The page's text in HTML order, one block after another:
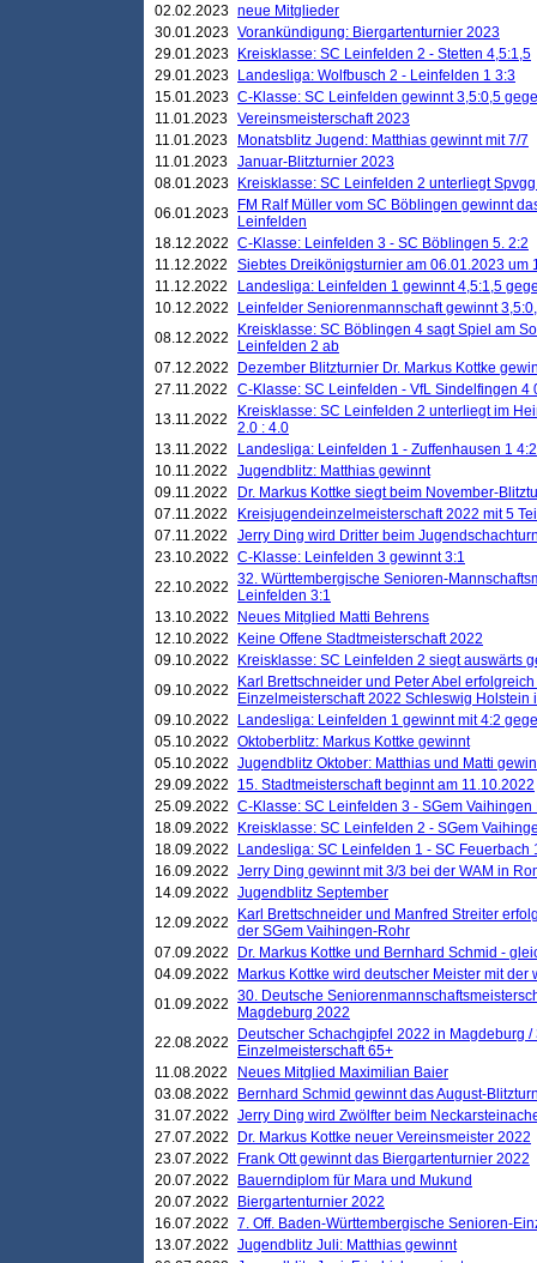
02.02.2023 neue Mitglieder
30.01.2023 Vorankündigung: Biergartenturnier 2023
29.01.2023
Kreisklasse: SC Leinfelden 2 - Stetten 4,5:1,5
29.01.2023
Landesliga: Wolfbusch 2 - Leinfelden 1 3:3
15.01.2023 C-Klasse: SC Leinfelden gewinnt 3,5:0,5
11.01.2023 Vereinsmeisterschaft 2023
11.01.2023
Monatsblitz Jugend: Matthias gewinnt mit 7/7
11.01.2023 Januar-Blitzturnier 2023
08.01.2023
Kreisklasse: SC Leinfelden 2 unterliegt
06.01.2023
FM Ralf Müller vom SC Böblingen gewinnt
Leinfelden
18.12.2022 C-Klasse: Leinfelden 3 - SC Böblingen 5. 2:2
11.12.2022
Siebtes Dreikönigsturnier am 06.01.2023 um
11.12.2022
Landesliga: Leinfelden 1 gewinnt 4,5:1,5
10.12.2022
Leinfelder Seniorenmannschaft gewinnt
08.12.2022
Kreisklasse: SC Böblingen 4 sagt Spiel am
Leinfelden 2 ab
07.12.2022
Dezember Blitzturnier Dr. Markus Kottke
27.11.2022
C-Klasse: SC Leinfelden - VfL Sindelfingen 4
13.11.2022
Kreisklasse: SC Leinfelden 2 unterliegt im
2.0 : 4.0
13.11.2022
Landesliga: Leinfelden 1 - Zuffenhausen 1 4:2
10.11.2022
Jugendblitz: Matthias gewinnt
09.11.2022
Dr. Markus Kottke siegt beim November-
07.11.2022
Kreisjugendeinzelmeisterschaft 2022 mit 5
07.11.2022
Jerry Ding wird Dritter beim
23.10.2022 C-Klasse: Leinfelden 3 gewinnt 3:1
22.10.2022 32. Württembergische Senioren-
Leinfelden 3:1
13.10.2022
Neues Mitglied Matti Behrens
12.10.2022
Keine Offene Stadtmeisterschaft 2022
09.10.2022
Kreisklasse: SC Leinfelden 2 siegt auswärts
09.10.2022
Karl Brettschneider und Peter Abel
Einzelmeisterschaft 2022 Schleswig Holstein
09.10.2022
Landesliga: Leinfelden 1 gewinnt mit 4:2
05.10.2022 Oktoberblitz: Markus Kottke gewinnt
05.10.2022 Jugendblitz Oktober: Matthias und Matti
29.09.2022
15. Stadtmeisterschaft beginnt am 11.10.2022
25.09.2022 C-Klasse: SC Leinfelden 3 - SGem Vaihingen
18.09.2022
Kreisklasse: SC Leinfelden 2 - SGem
18.09.2022
Landesliga: SC Leinfelden 1 - SC Feuerbach
16.09.2022 Jerry Ding gewinnt mit 3/3 bei der WAM in
14.09.2022 Jugendblitz September
12.09.2022
Karl Brettschneider und Manfred Streiter
der SGem Vaihingen-Rohr
07.09.2022
Dr. Markus Kottke und Bernhard Schmid -
04.09.2022
Markus Kottke wird deutscher Meister mit
01.09.2022 30. Deutsche
Magdeburg 2022
22.08.2022
Deutscher Schachgipfel 2022 in Magdeburg
Einzelmeisterschaft 65+
11.08.2022
Neues Mitglied Maximilian Baier
03.08.2022
Bernhard Schmid gewinnt das August-
31.07.2022 Jerry Ding wird Zwölfter beim
27.07.2022
Dr. Markus Kottke neuer Vereinsmeister 2022
23.07.2022
Frank Ott gewinnt das Biergartenturnier 2022
20.07.2022
Bauerndiplom für Mara und Mukund
20.07.2022
Biergartenturnier 2022
16.07.2022 7. Off. Baden-Württembergische Senioren-
13.07.2022 Jugendblitz Juli: Matthias gewinnt